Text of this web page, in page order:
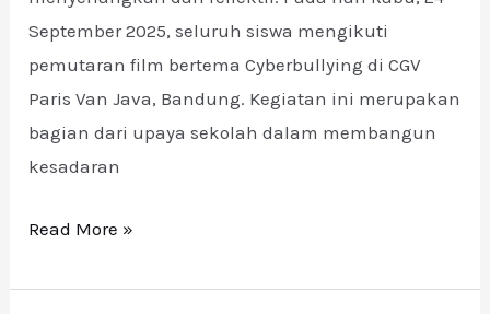
September 2025, seluruh siswa mengikuti
pemutaran film bertema Cyberbullying di CGV
Paris Van Java, Bandung. Kegiatan ini merupakan
bagian dari upaya sekolah dalam membangun
kesadaran
Read More »